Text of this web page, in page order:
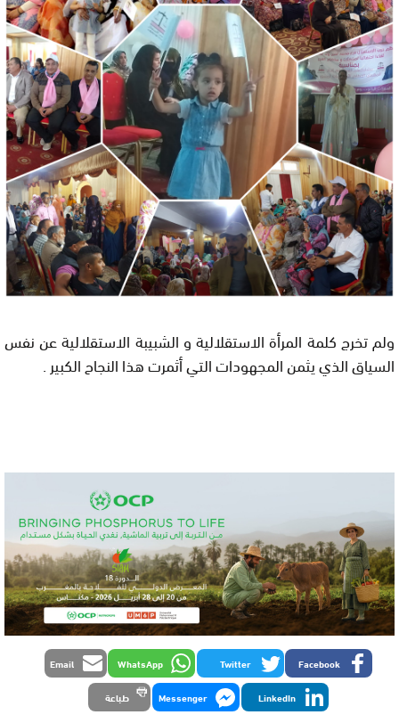
ولم تخرج كلمة المرأة الاستقلالية و الشبيبة الاستقلالية عن نفس
السياق الذي يثمن المجهودات التي أثمرت هذا النجاح الكبير .
Facebook
Twitter
WhatsApp
Email
LinkedIn
Messenger طباعة